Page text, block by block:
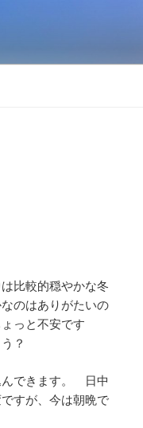
比較的穏やかな冬
のはありがたいの
っと不安です
？
んできます。 日中
すが、今は朝晩で